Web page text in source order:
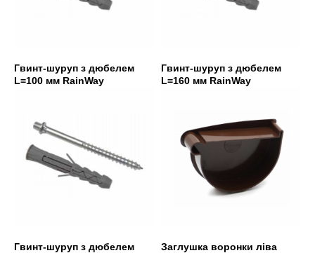
Гвинт-шуруп з дюбелем
L=100 мм RainWay
Гвинт-шуруп з дюбелем
L=160 мм RainWay
Гвинт-шуруп з дюбелем
Заглушка воронки ліва